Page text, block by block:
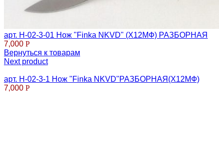
арт. Н-02-3-01 Нож "Finka NKVD" (Х12МФ) РАЗБОРНАЯ
7,000 Р
Вернуться к товарам
Next product
арт. Н-02-3-1 Нож "Finka NKVD"РАЗБОРНАЯ(Х12МФ)
7,000 Р